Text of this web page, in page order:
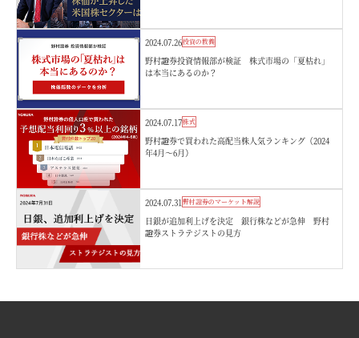
2024.07.26投資の教養
野村證券投資情報部が検証 株式市場の「夏枯れ」
は本当にあるのか？
2024.07.17株式
野村證券で買われた高配当株人気ランキング（2024
年4月～6月）
2024.07.31 野村證券のマーケット解説
日銀が追加利上げを決定 銀行株などが急伸 野村
證券ストラテジストの見方